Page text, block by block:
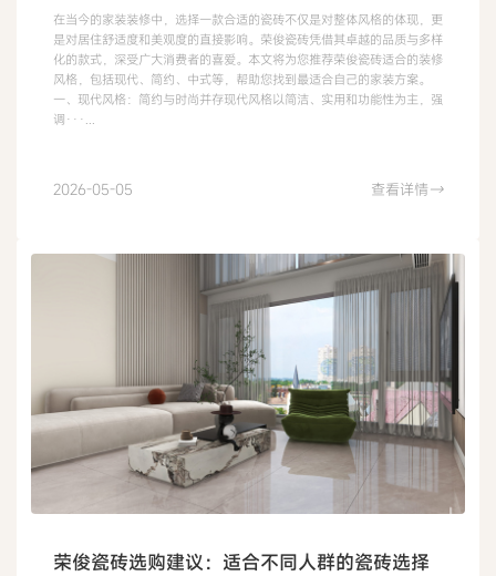
在当今的家装装修中，选择一款合适的瓷砖不仅是对整体风格的体现，更
是对居住舒适度和美观度的直接影响。荣俊瓷砖凭借其卓越的品质与多样
化的款式，深受广大消费者的喜爱。本文将为您推荐荣俊瓷砖适合的装修
风格，包括现代、简约、中式等，帮助您找到最适合自己的家装方案。
一、现代风格：简约与时尚并存现代风格以简洁、实用和功能性为主，强
调···...
2026-05-05 查看详情→
荣俊瓷砖选购建议：适合不同人群的瓷砖选择